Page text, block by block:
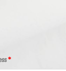
*